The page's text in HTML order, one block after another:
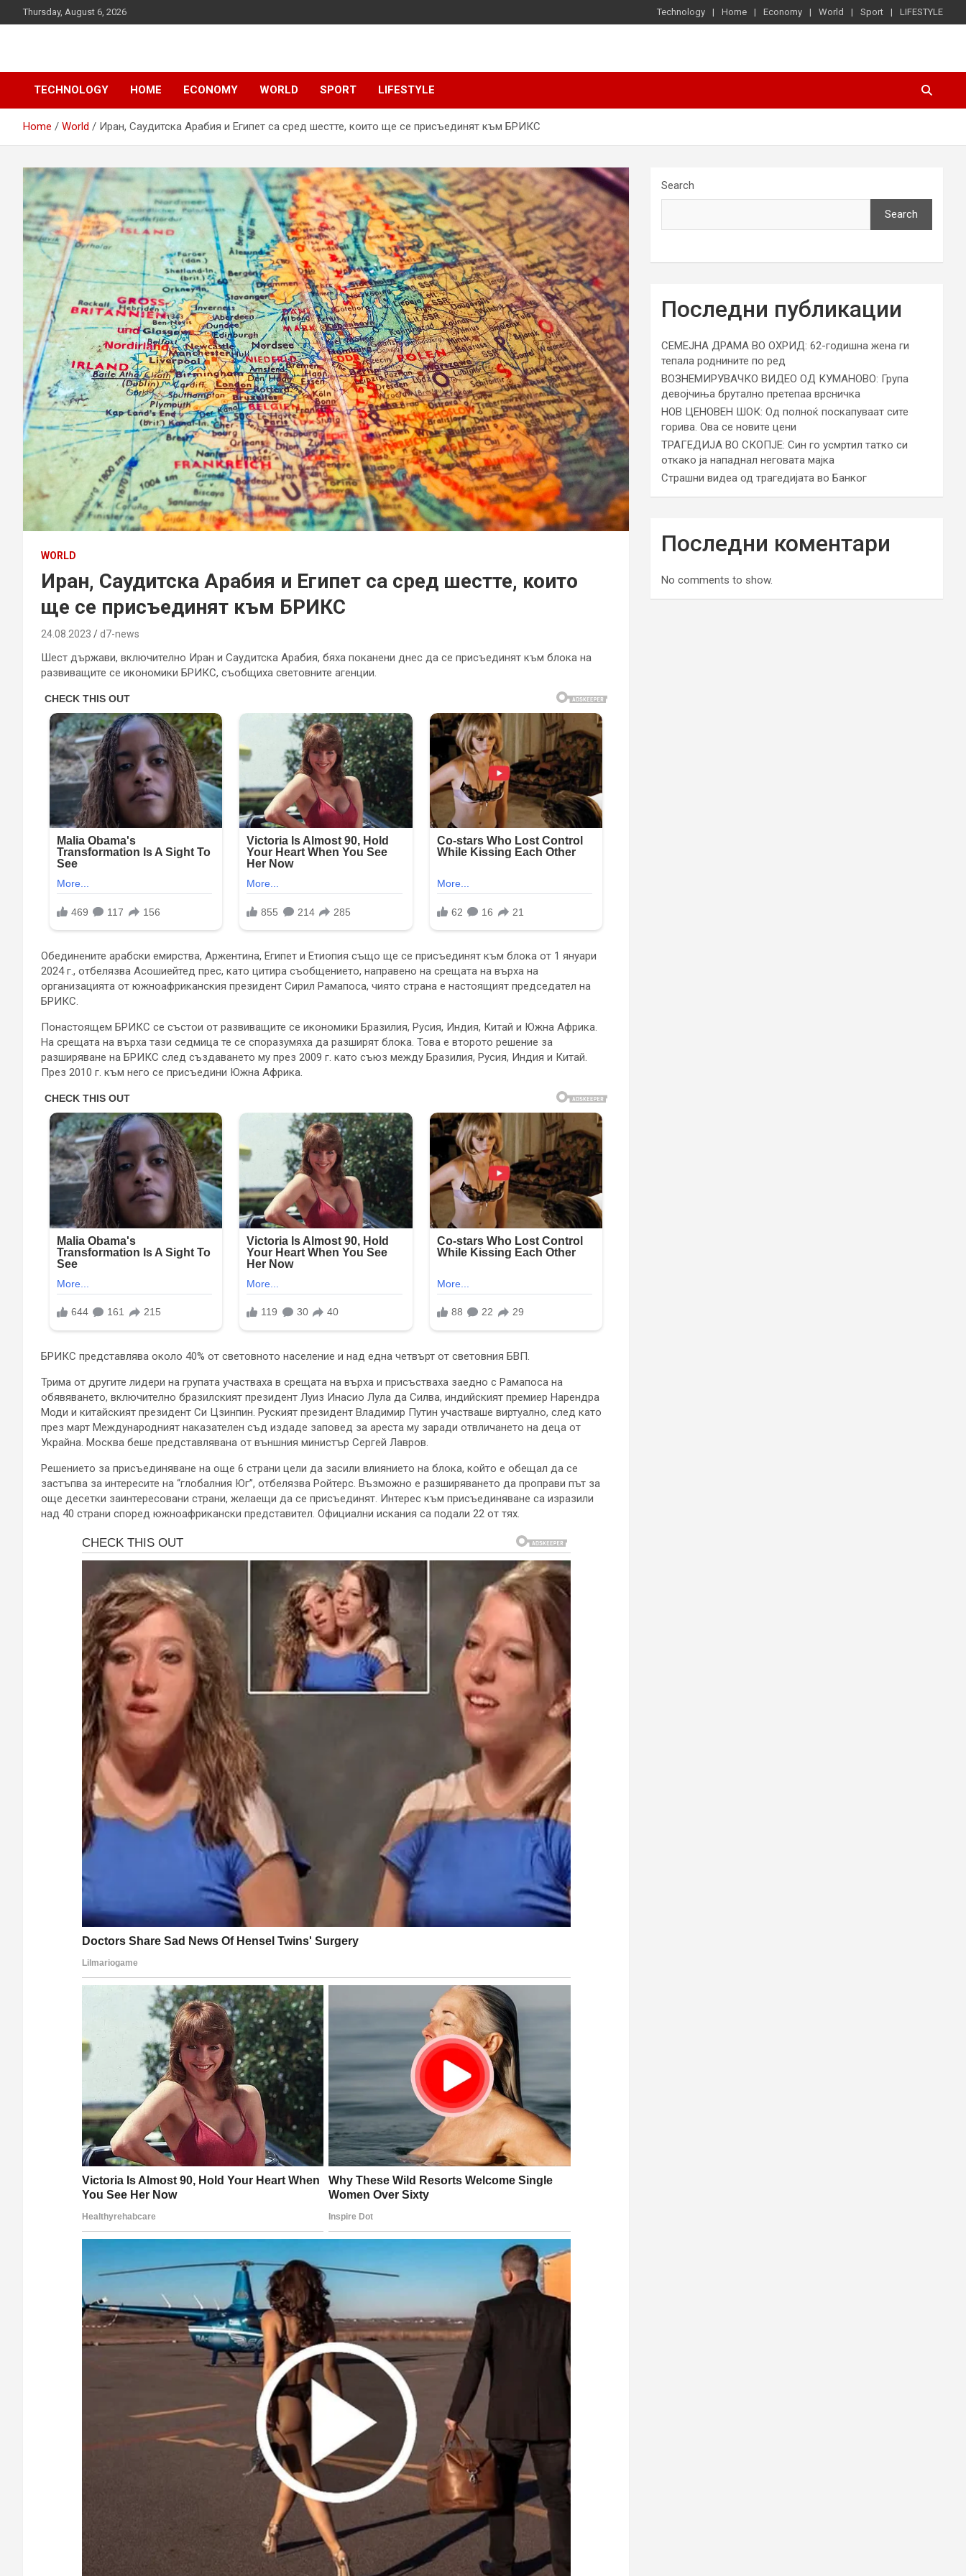
to
Thursday, August 6, 2026 Technology Home Economy World Sport LIFESTYLE
d7-news.com
TECHNOLOGY HOME ECONOMY WORLD SPORT LIFESTYLE
Home World Иран, Саудитска Арабия и Египет са сред шестте, които ще се присъединят към БРИКС
WORLD
Иран, Саудитска Арабия и Египет са сред шестте, които
ще се присъединят към БРИКС
24.08.2023 d7-news
Шест държави, включително Иран и Саудитска Арабия, бяха поканени днес да се присъединят към блока на
развиващите се икономики БРИКС, съобщиха световните агенции.
Обединените арабски емирства, Аржентина, Египет и Етиопия също ще се присъединят към блока от 1 януари
2024 г., отбелязва Асошиейтед прес, като цитира съобщението, направено на срещата на върха на
организацията от южноафриканския президент Сирил Рамапоса, чиято страна е настоящият председател на
БРИКС.
Понастоящем БРИКС се състои от развиващите се икономики Бразилия, Русия, Индия, Китай и Южна Африка.
На срещата на върха тази седмица те се споразумяха да разширят блока. Това е второто решение за
разширяване на БРИКС след създаването му през 2009 г. като съюз между Бразилия, Русия, Индия и Китай.
През 2010 г. към него се присъедини Южна Африка.
БРИКС представлява около 40% от световното население и над една четвърт от световния БВП.
Трима от другите лидери на групата участваха в срещата на върха и присъстваха заедно с Рамапоса на
обявяването, включително бразилският президент Луиз Инасио Лула да Силва, индийският премиер Нарендра
Моди и китайският президент Си Цзинпин. Руският президент Владимир Путин участваше виртуално, след като
през март Международният наказателен съд издаде заповед за ареста му заради отвличането на деца от
Украйна. Москва беше представлявана от външния министър Сергей Лавров.
Решението за присъединяване на още 6 страни цели да засили влиянието на блока, който е обещал да се
застъпва за интересите на “глобалния Юг”, отбелязва Ройтерс. Възможно е разширяването да проправи път за
още десетки заинтересовани страни, желаещи да се присъединят. Интерес към присъединяване са изразили
над 40 страни според южноафрикански представител. Официални искания са подали 22 от тях.
Search
Search
Последни публикации
СЕМЕЈНА ДРАМА ВО ОХРИД: 62-годишна жена ги
тепала роднините по ред
ВОЗНЕМИРУВАЧКО ВИДЕО ОД КУМАНОВО: Група
девојчиња брутално претепаа врсничка
НОВ ЦЕНОВЕН ШОК: Од полноќ поскапуваат сите
горива. Ова се новите цени
ТРАГЕДИЈА ВО СКОПЈЕ: Син го усмртил татко си
откако ја нападнал неговата мајка
Страшни видеа од трагедијата во Банког
Последни коментари
No comments to show.